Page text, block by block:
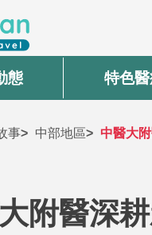
態 特色
事 中部地區 中醫大
附醫深